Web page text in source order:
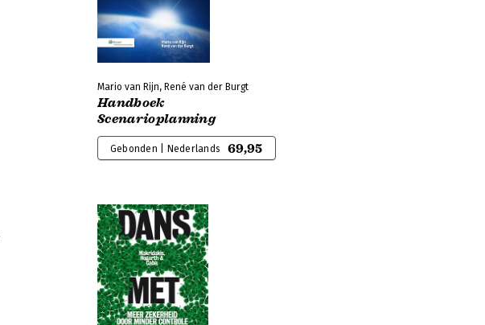
Mario van Rijn, René van der Burgt
Handboek
Scenarioplanning
Gebonden | Nederlands 69,95